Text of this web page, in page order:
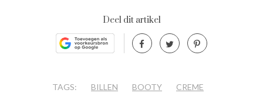
Deel dit artikel
TAGS: BILLEN BOOTY CREME